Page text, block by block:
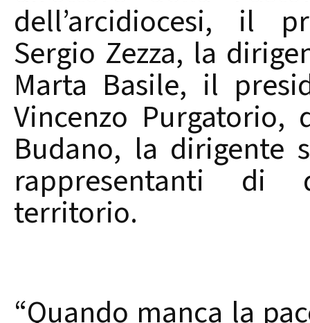
dell’arcidiocesi, il
Sergio Zezza, la
Marta Basile, il
Vincenzo Purgatorio,
Budano, la dirigente
rappresentanti di
territorio.
“Quando manca la